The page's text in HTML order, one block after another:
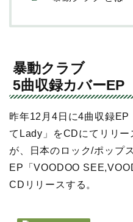
暴動クラブ
5曲収録カバーEP
昨年12月4日に4曲収録
てLady」をCDにてリリ
が、日本のロック/ポップ
EP「VOODOO
CDリリースする。